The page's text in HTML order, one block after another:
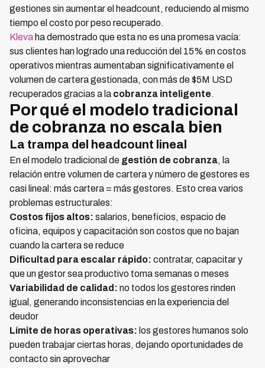
gestiones sin aumentar el headcount, reduciendo al mismo
tiempo el costo por peso recuperado.
Kleva ha demostrado que esta no es una promesa vacía:
sus clientes han logrado una reducción del 15% en costos
operativos mientras aumentaban significativamente el
volumen de cartera gestionada, con más de $5M USD
recuperados gracias a la cobranza inteligente.
Por qué el modelo tradicional
de cobranza no escala bien
La trampa del headcount lineal
En el modelo tradicional de gestión de cobranza, la
relación entre volumen de cartera y número de gestores es
casi lineal: más cartera = más gestores. Esto crea varios
problemas estructurales:
Costos fijos altos: salarios, beneficios, espacio de
oficina, equipos y capacitación son costos que no bajan
cuando la cartera se reduce
Dificultad para escalar rápido: contratar, capacitar y
que un gestor sea productivo toma semanas o meses
Variabilidad de calidad: no todos los gestores rinden
igual, generando inconsistencias en la experiencia del
deudor
Límite de horas operativas: los gestores humanos solo
pueden trabajar ciertas horas, dejando oportunidades de
contacto sin aprovechar